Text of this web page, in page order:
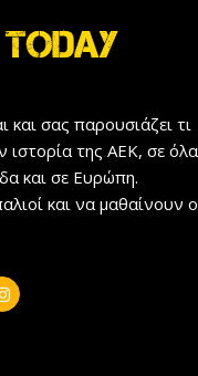
και σας παρουσιάζει τι
ιστορία της ΑΕΚ, σε όλα
και σε Ευρώπη.
και να μαθαίνουν